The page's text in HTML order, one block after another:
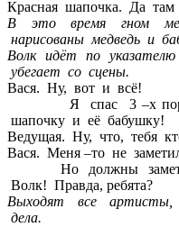
Красная шапочка. Да там
В это время гном
нарисованы медведь и
Волк идёт по
убегает со сцены.
Вася. Ну, вот и всё!
Я спас 3 –х
шапочку и её бабушку!
Ведущая. Ну, что, тебя
Вася. Меня –то не
Но должны
Волк! Правда, ребята?
Выходят все
дела.